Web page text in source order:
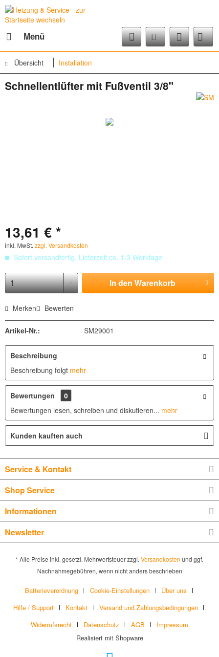
Menü
Übersicht Installation
Schnellentlüfter mit Fußventil 3/8"
13,61 € *
inkl. MwSt. zzgl. Versandkosten
Sofort versandfertig, Lieferzeit ca. 1-3 Werktage
In denWarenkorb
Merken Bewerten
Artikel-Nr.: SM29001
Beschreibung
Beschreibung folgt mehr
Bewertungen
0
Bewertungen lesen, schreiben und diskutieren... mehr
Kunden kauften auch
Service & Kontakt
Shop Service
Informationen
Newsletter
* Alle Preise inkl. gesetzl. Mehrwertsteuer zzgl. Versandkosten und ggf.
Nachnahmegebühren, wenn nicht anders beschrieben
Batterieverordnung Cookie-Einstellungen
Über uns
Hilfe / Support
Kontakt
Versand und Zahlungsbedingungen
Widerrufsrecht
Datenschutz AGB
Impressum
Realisiert mit Shopware